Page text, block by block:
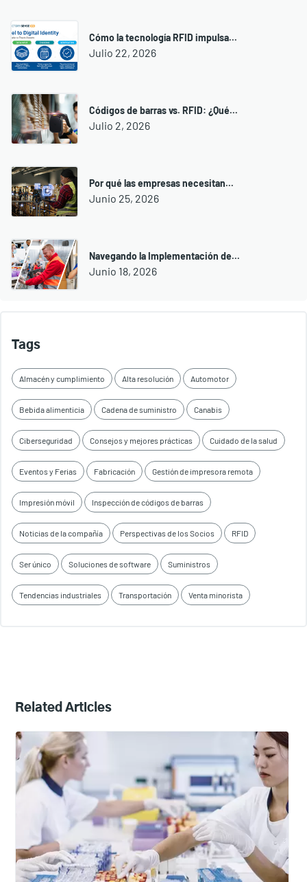
Cómo la tecnología RFID impulsa...
Julio 22, 2026
Códigos de barras vs. RFID: ¿Qué...
Julio 2, 2026
Por qué las empresas necesitan...
Junio 25, 2026
Navegando la Implementación de...
Junio 18, 2026
Tags
Almacén y cumplimiento Alta resolución Automotor
Bebida alimenticia Cadena de suministro Canabis
Ciberseguridad Consejos y mejores prácticas Cuidado de la salud
Eventos y Ferias Fabricación Gestión de impresora remota
Impresión móvil Inspección de códigos de barras
Noticias de la compañía Perspectivas de los Socios RFID
Ser único Soluciones de software Suministros
Tendencias industriales Transportación Venta minorista
Related Articles